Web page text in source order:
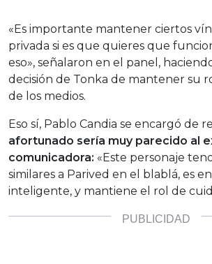
«Es importante mantener ciertos
privada si es que quieres que
eso», señalaron en el panel,
decisión de Tonka de mantener su
de los medios.
Eso sí, Pablo Candia se encargó de
afortunado sería muy parecido al
comunicadora: «Este personaje
similares a Parived en el blablá, es
inteligente, y mantiene el rol de